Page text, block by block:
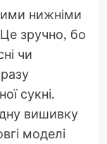
нижніми
зручно, бо
чи
сукні.
вишивку
моделі